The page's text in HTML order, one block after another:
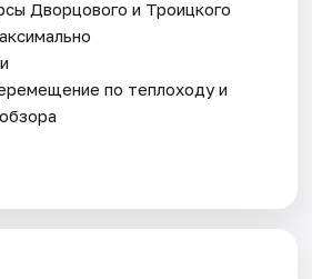
Дворцового и Троицкого
по теплоходу и